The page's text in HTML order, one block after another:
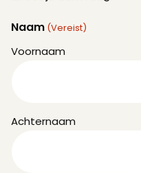
Naam (Vereist)
Voornaam
Achternaam